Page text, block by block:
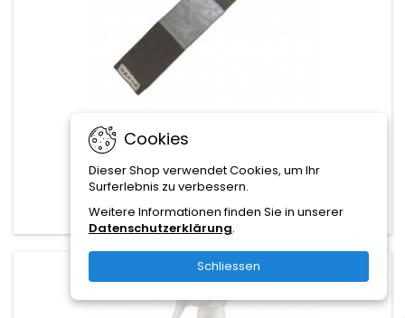
LEUCHTGAMASCHE
5,00 CHF
 In den Warenkorb
favorite_border
Cookies
Dieser Shop verwendet Cookies, um Ihr
Surferlebnis zu verbessern.
Weitere Informationen finden Sie in unserer
Datenschutzerklärung.
Schliessen